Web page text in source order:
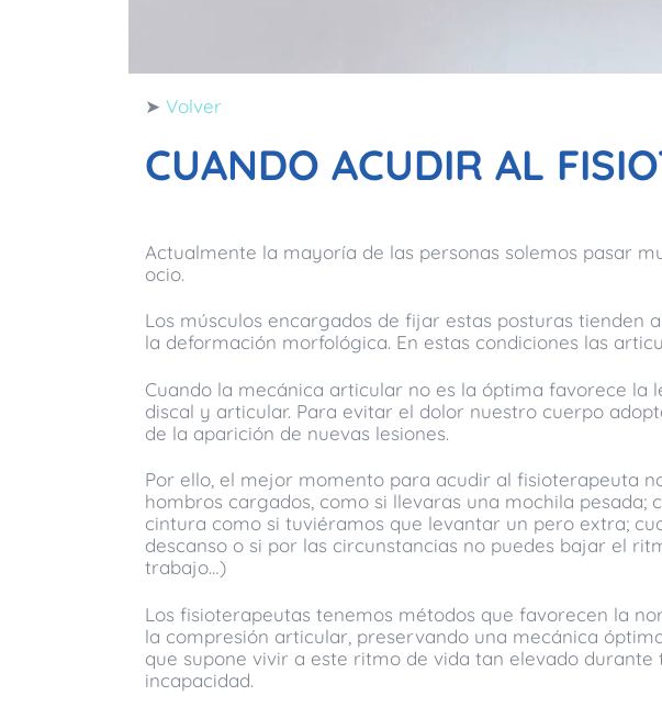
➤ Volver
CUANDO ACUDIR AL
Actualmente la mayoría de las personas solemos pasar
ocio.
Los músculos encargados de fijar estas posturas
la deformación morfológica. En estas condiciones las
Cuando la mecánica articular no es la óptima favorece la
discal y articular. Para evitar el dolor nuestro cuerpo
de la aparición de nuevas lesiones.
Por ello, el mejor momento para acudir al fisioterapeuta
hombros cargados, como si llevaras una mochila
cintura como si tuviéramos que levantar un pero extra;
descanso o si por las circunstancias no puedes bajar el
trabajo…)
Los fisioterapeutas tenemos métodos que favorecen la
la compresión articular, preservando una mecánica
que supone vivir a este ritmo de vida tan elevado
incapacidad.